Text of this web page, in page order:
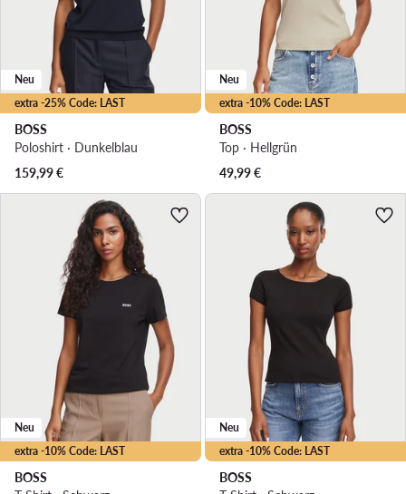
extra -25% Code: LAST
Neu
BOSS
Poloshirt · Dunkelblau
159,99€
extra -10% Code: LAST
Neu
BOSS
Top · Hellgrün
49,99€
extra -10% Code: LAST
Neu
BOSS
extra -10% Code: LAST
Neu
BOSS